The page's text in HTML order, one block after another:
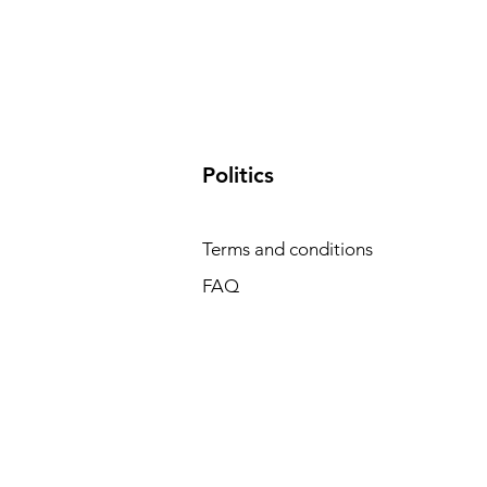
​Politics
Terms and conditions
FAQ